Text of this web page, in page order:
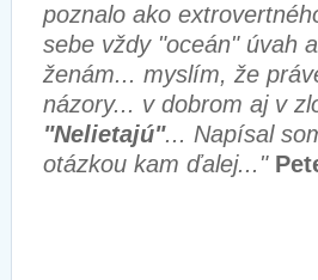
poznalo ako
sebe vždy "oceán" úvah
ženám... myslím, že
názory... v dobrom aj v
"Nelietajú"... Napísal
otázkou kam ďalej..."